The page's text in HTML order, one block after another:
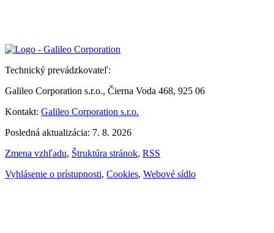
Technický prevádzkovateľ:
Galileo Corporation s.r.o., Čierna Voda 468, 925 06
Kontakt: Galileo Corporation s.r.o.
Posledná aktualizácia: 7. 8. 2026
Zmena vzhľadu, Štruktúra stránok, RSS
Vyhlásenie o prístupnosti, Cookies, Webové sídlo